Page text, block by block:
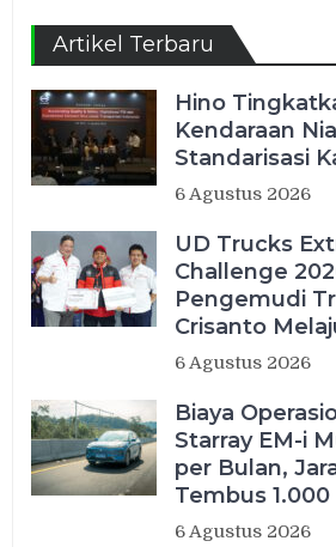
Artikel Terbaru
Hino
Kendaraan
Standarisasi
6 Agustus 2026
UD Trucks
Challenge
Pengemudi
Crisanto
6 Agustus 2026
Biaya
Starray EM-i
per Bulan,
Tembus 1.000
6 Agustus 2026